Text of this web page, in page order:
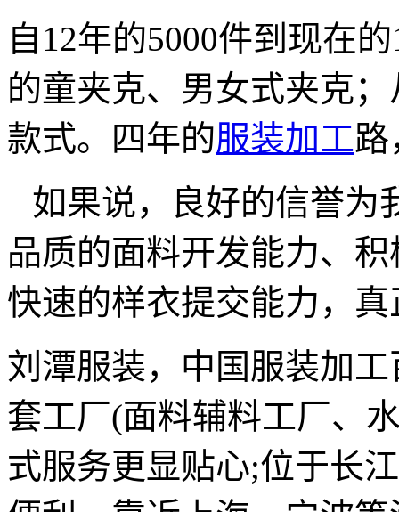
自12年的5000件到现在
的童夹克、男女式夹克
款式。四年的服装加工
如果说，良好的信誉为
品质的面料开发能力、
快速的样衣提交能力，
刘潭服装，中国服装加
套工厂(面料辅料工厂、
式服务更显贴心;位于长